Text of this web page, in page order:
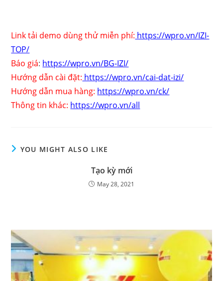
Link tải demo dùng thử miễn phí: https://wpro.vn/IZI-
TOP/
Báo giá: https://wpro.vn/BG-IZI/
Hướng dẫn cài đặt: https://wpro.vn/cai-dat-izi/
Hướng dẫn mua hàng: https://wpro.vn/ck/
Thông tin khác: https://wpro.vn/all
YOU MIGHT ALSO LIKE
Tạo kỳ mới
May 28, 2021